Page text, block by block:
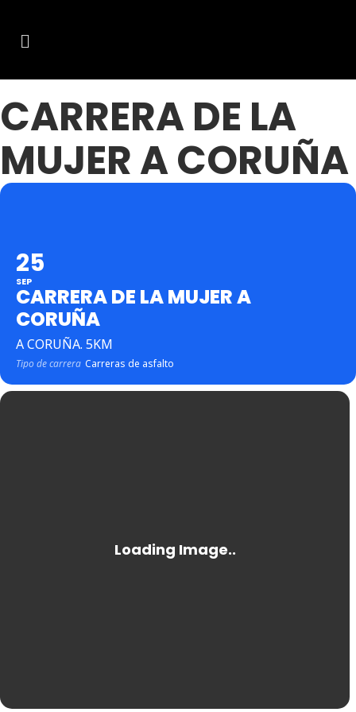
CARRERA DE LA
MUJER A CORUÑA
25
SEP
CARRERA DE LA MUJER A
CORUÑA
A CORUÑA. 5KM
Tipo de carrera Carreras de asfalto